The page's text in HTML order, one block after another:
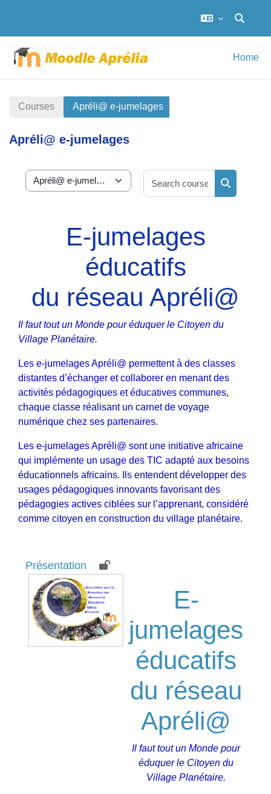
Toggle
Home
Courses Apréli@ e-jumelages
Apréli@ e-jumelages
Course categories
Search
E-jumelages
éducatifs
du réseau Apréli@
Il faut tout un Monde pour éduquer le Citoyen du
Village Planétaire.
Les e-jumelages Apréli@ permettent à des classes
distantes d’échanger et collaborer en menant des
activités pédagogiques et éducatives communes,
chaque classe réalisant un carnet de voyage
numérique chez ses partenaires.
Les e-jumelages Apréli@ sont une initiative africaine
qui implémente un usage des TIC adapté aux besoins
éducationnels africains. Ils entendent développer des
usages pédagogiques innovants favorisant des
pédagogies actives ciblées sur l’apprenant, considéré
comme citoyen en construction du village planétaire.
Présentation
E-
jumelages
éducatifs
du réseau
Apréli@
Il faut tout un Monde pour
éduquer le Citoyen du
Village Planétaire.